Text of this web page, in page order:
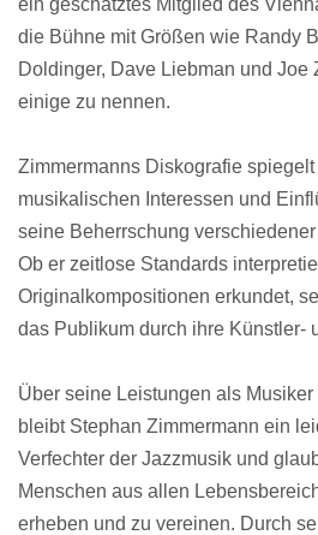
ein geschätztes Mitglied des
die Bühne mit Größen wie Randy
Doldinger, Dave Liebman und Joe
einige zu nennen.
Zimmermanns Diskografie
musikalischen Interessen und
seine Beherrschung
Ob er zeitlose Standards
Originalkompositionen erkundet,
das Publikum durch ihre Künstler-
Über seine Leistungen als
bleibt Stephan Zimmermann ein
Verfechter der Jazzmusik und
Menschen aus allen
erheben und zu vereinen. Durch